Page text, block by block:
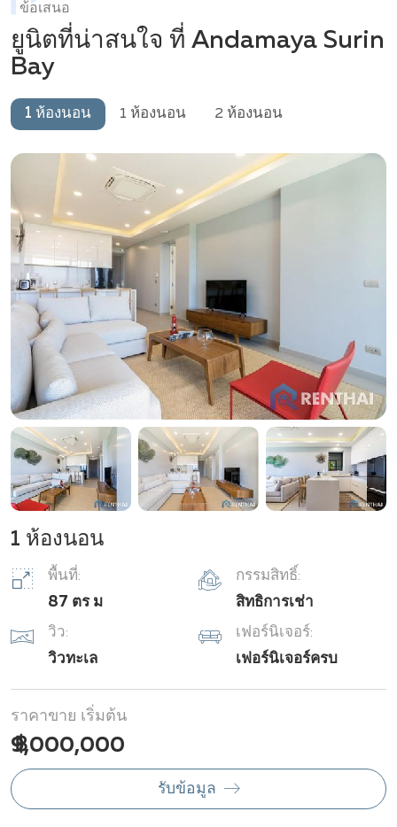
ข้อเสนอ
ยูนิตที่น่าสนใจ ที่ Andamaya Surin
Bay
1 ห้องนอน 1 ห้องนอน 2 ห้องนอน
1 ห้องนอน
พื้นที่:
87 ตร ม
กรรมสิทธิ์:
สิทธิการเช่า
วิว:
วิวทะเล
เฟอร์นิเจอร์:
เฟอร์นิเจอร์ครบ
ราคาขาย เริ่มต้น
฿ 9,000,000
รับข้อมูล